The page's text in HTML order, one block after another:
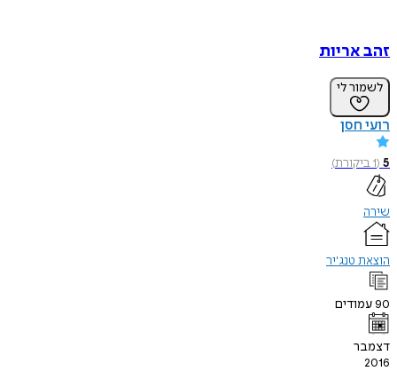
זהב אריות
לשמור לי
רועי חסן
5
(
1ביקורת)
שירה
הוצאת טנג'יר
90עמודים
דצמבר
2016